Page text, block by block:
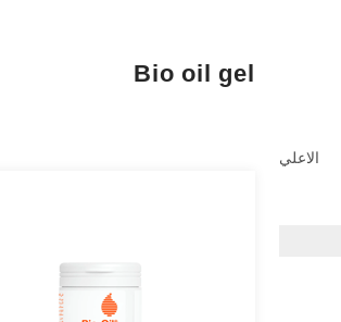
Bio oil gel
الاعلي